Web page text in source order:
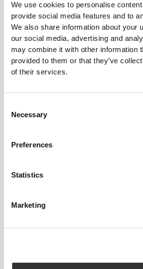
We use cookies to personalise
provide social media features and to
We also share information about your
our social media, advertising and
may combine it with other information
provided to them or that they’ve
of their services.
Selection
Necessary
Preferences
Statistics
Marketing
€2.79 €3.99
30%
H2O Immune - 8 sticks
€2.69
Σιρόπι
Κανέλα
H2O